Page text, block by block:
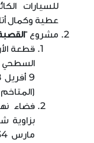
للسيارات
عطية وكمال
مشروع "
قطعة
السطحي
9 أفريل
فضاء نهج 02
بزاوية شارع 9
مارس